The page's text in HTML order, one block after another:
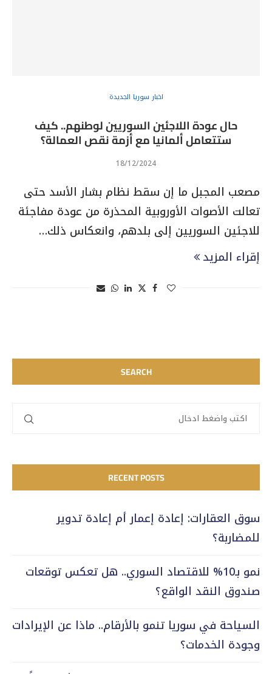
اخبار سوريا الجديدة
حال عودة اللاجئين السوريين لوطنهم.. كيف
ستتعامل ألمانيا مع أزمة نقص العمالة؟
18/12/2024
مصعب المجبل ما إن سقط نظام بشار الأسد حتى
تعالت الأصوات الأوروبية المحذرة من عودة مفاجئة
للاجئين السوريين إلى بلدهم، وانعكاس ذلك…
إقراء المزيد
SEARCH
RECENT POSTS
سوق العقارات: إعادة إعمار أم إعادة تدوير
للمضاربة؟
نمو بـ10% للاقتصاد السوري.. هل تعكس توقعات
صندوق النقد الواقع؟
السياحة في سوريا تنمو بالأرقام.. ماذا عن الإيرادات
وجودة الخدمات؟